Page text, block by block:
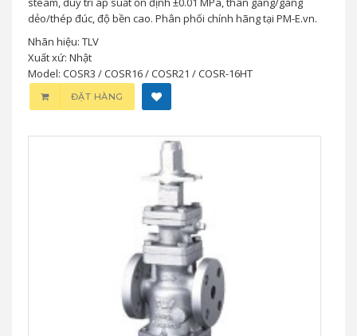
dẻo/thép đúc, độ bền cao. Phân phối chính hãng tại PM-E.vn.
Nhãn hiệu: TLV
Xuất xứ: Nhật
Model: COSR3 / COSR16 / COSR21 / COSR-16HT
ĐẶT HÀNG